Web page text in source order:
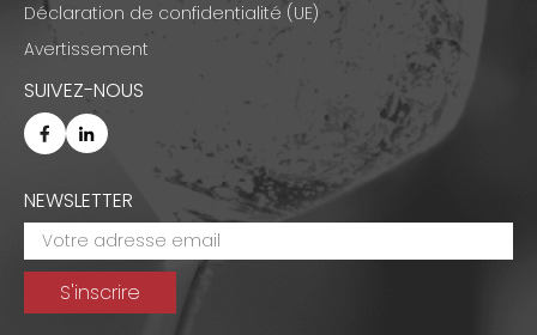
Déclaration de confidentialité (UE)
Avertissement
SUIVEZ-NOUS
NEWSLETTER